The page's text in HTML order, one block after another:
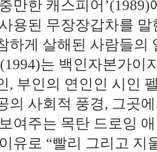
만한 캐스피어
용된 무장장갑차를
하게 살해된 사람들의
는 백인자본가이
, 부인의 연인인 시인
의 사회적 풍경, 그곳
여주는 목탄 드로잉
유로 “빨리 그리고 지